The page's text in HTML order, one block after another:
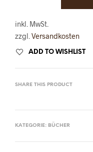
inkl. MwSt.
zzgl. Versandkosten
ADD TO WISHLIST
SHARE THIS PRODUCT
KATEGORIE: BÜCHER